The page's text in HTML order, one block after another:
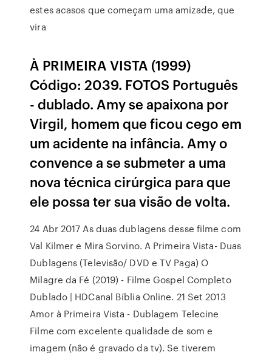
estes acasos que começam uma amizade, que
vira
À PRIMEIRA VISTA (1999)
Código: 2039. FOTOS Português
- dublado. Amy se apaixona por
Virgil, homem que ficou cego em
um acidente na infância. Amy o
convence a se submeter a uma
nova técnica cirúrgica para que
ele possa ter sua visão de volta.
24 Abr 2017 As duas dublagens desse filme com
Val Kilmer e Mira Sorvino. A Primeira Vista- Duas
Dublagens (Televisão/ DVD e TV Paga) O
Milagre da Fé (2019) - Filme Gospel Completo
Dublado | HDCanal Bíblia Online. 21 Set 2013
Amor à Primeira Vista - Dublagem Telecine
Filme com excelente qualidade de som e
imagem (não é gravado da tv). Se tiverem